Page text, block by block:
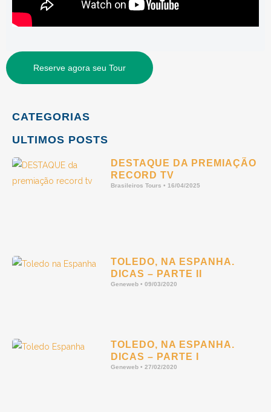
CATEGORIAS
ULTIMOS POSTS
DESTAQUE DA PREMIAÇÃO
RECORD TV
Brasileiros Tours 16/04/2025
TOLEDO, NA ESPANHA.
DICAS – PARTE II
Geneweb 09/03/2020
TOLEDO, NA ESPANHA.
DICAS – PARTE I
Geneweb 27/02/2020
Reserve agora seu Tour